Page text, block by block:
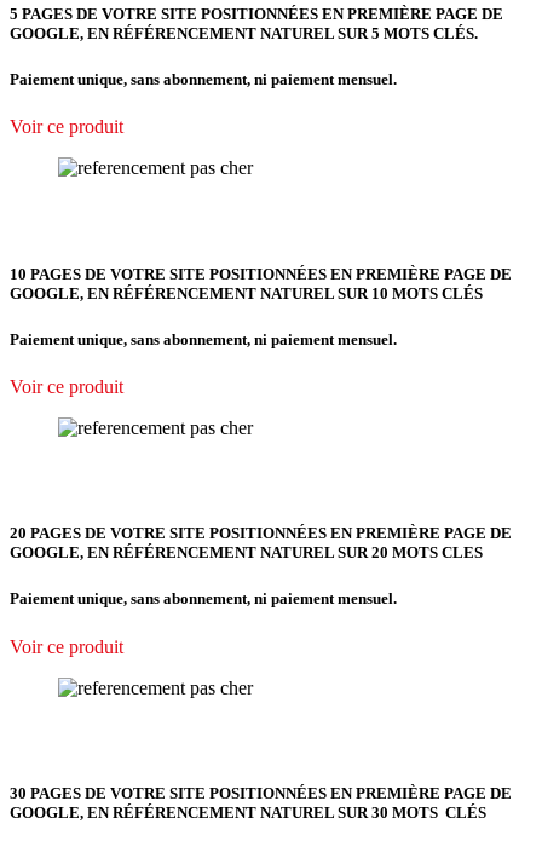
5 PAGES DE VOTRE SITE POSITIONNÉES EN PREMIÈRE PAGE DE
GOOGLE, EN RÉFÉRENCEMENT NATUREL SUR 5 MOTS CLÉS.
Paiement unique, sans abonnement, ni paiement mensuel.
Voir ce produit
10 PAGES DE VOTRE SITE POSITIONNÉES EN PREMIÈRE PAGE DE
GOOGLE, EN RÉFÉRENCEMENT NATUREL SUR 10 MOTS CLÉS
Paiement unique, sans abonnement, ni paiement mensuel.
Voir ce produit
20 PAGES DE VOTRE SITE POSITIONNÉES EN PREMIÈRE PAGE DE
GOOGLE, EN RÉFÉRENCEMENT NATUREL SUR 20 MOTS CLES
Paiement unique, sans abonnement, ni paiement mensuel.
Voir ce produit
30 PAGES DE VOTRE SITE POSITIONNÉES EN PREMIÈRE PAGE DE
GOOGLE, EN RÉFÉRENCEMENT NATUREL SUR 30 MOTS CLÉS